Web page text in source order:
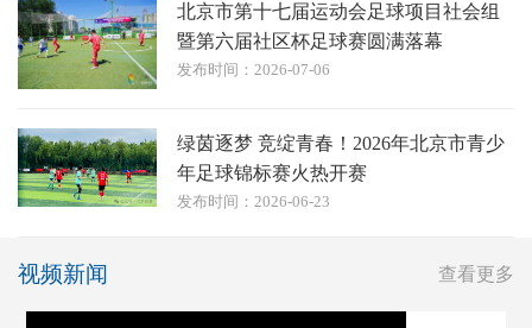
北京市第十七届运动会足球项目社会组
暨第六届社区杯足球赛圆满落幕
发布时间：2026-07-06
绿茵逐梦 竞绽青春！2026年北京市青少
年足球锦标赛火热开赛
发布时间：2026-06-23
视频新闻 查看更多